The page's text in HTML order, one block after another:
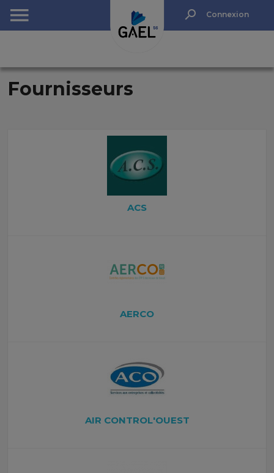
RechercherConnexion
Fournisseurs
ACS
AERCO
AIR CONTROL'OUEST